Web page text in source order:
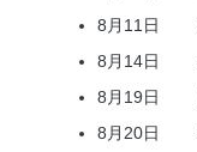
8月11日
8月14日
8月19日
8月20日